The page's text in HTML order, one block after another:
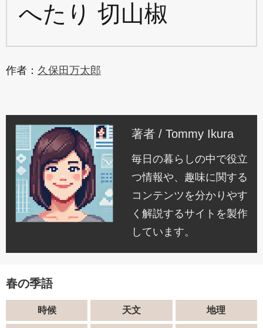
へたり 切山椒
作者： 久保田万太郎
著者 / Tommy Ikura
毎日の暮らしの中で役立
つ情報や、趣味に関する
コンテンツを分かりやす
く解説するサイトを製作
しています。
春の季語
時候 天文 地理